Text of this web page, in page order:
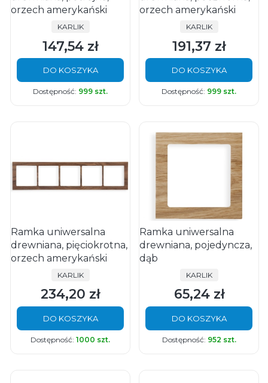
orzech amerykański
PRODUCENT
KARLIK
Cena
147,54 zł
DO KOSZYKA
Dostępność: 999 szt.
orzech amerykański
PRODUCENT
KARLIK
Cena
191,37 zł
DO KOSZYKA
Dostępność: 999 szt.
Ramka uniwersalna
drewniana, pięciokrotna,
orzech amerykański
PRODUCENT
KARLIK
Cena
234,20 zł
DO KOSZYKA
Dostępność: 1000 szt.
Ramka uniwersalna
drewniana, pojedyncza,
dąb
PRODUCENT
KARLIK
Cena
65,24 zł
DO KOSZYKA
Dostępność: 952 szt.